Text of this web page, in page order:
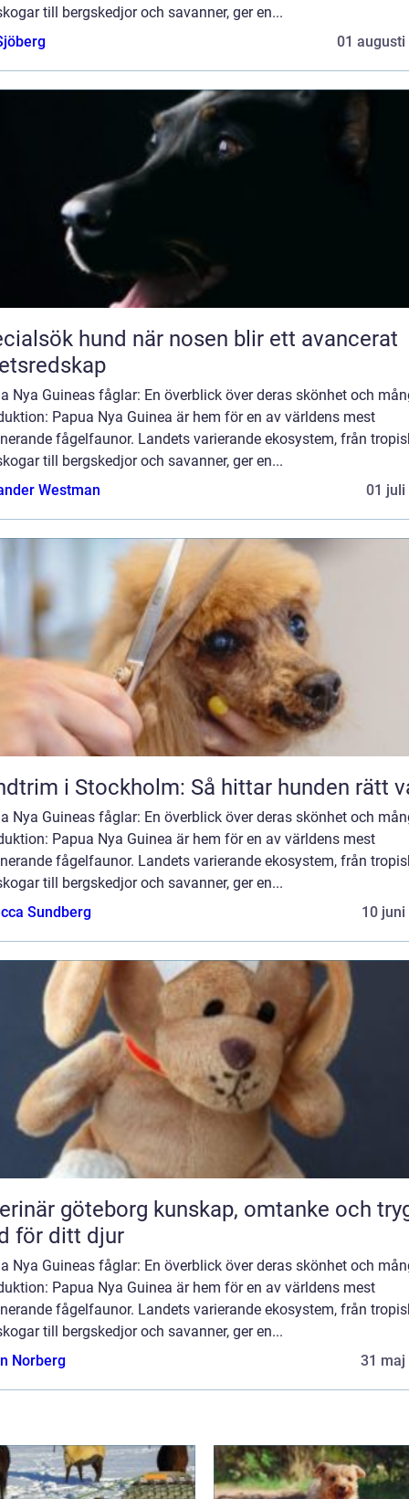
till bergskedjor och savanner, ger en...
01 augusti
hund när nosen blir ett avancerat
Nya Guineas fåglar: En överblick över deras skönhet och
Papua Nya Guinea är hem för en av världens mest
fågelfaunor. Landets varierande ekosystem, från
till bergskedjor och savanner, ger en...
Westman
01 juli
i Stockholm: Så hittar hunden rätt
Nya Guineas fåglar: En överblick över deras skönhet och
Papua Nya Guinea är hem för en av världens mest
fågelfaunor. Landets varierande ekosystem, från
till bergskedjor och savanner, ger en...
Sundberg
10 juni
kunskap, omtanke och trygg
för ditt djur
Nya Guineas fåglar: En överblick över deras skönhet och
Papua Nya Guinea är hem för en av världens mest
fågelfaunor. Landets varierande ekosystem, från
till bergskedjor och savanner, ger en...
Norberg
31 maj